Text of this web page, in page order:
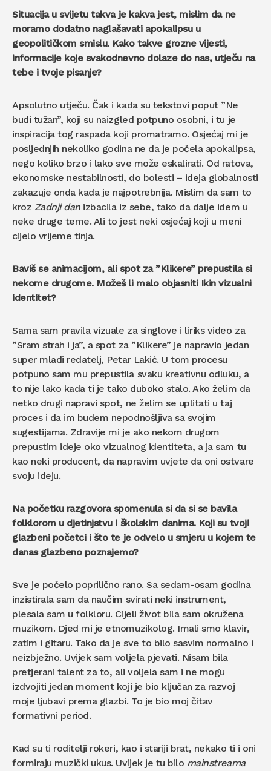
Situacija u svijetu takva je kakva jest, mislim da ne
moramo dodatno naglašavati apokalipsu u
geopolitičkom smislu. Kako takve grozne vijesti,
informacije koje svakodnevno dolaze do nas, utječu na
tebe i tvoje pisanje?
Apsolutno utječu. Čak i kada su tekstovi poput ”Ne
budi tužan”, koji su naizgled potpuno osobni, i tu je
inspiracija tog raspada koji promatramo. Osjećaj mi je
posljednjih nekoliko godina ne da je počela apokalipsa,
nego koliko brzo i lako sve može eskalirati. Od ratova,
ekonomske nestabilnosti, do bolesti – ideja globalnosti
zakazuje onda kada je najpotrebnija. Mislim da sam to
kroz Zadnji danizbacila iz sebe, tako da dalje idem u
neke druge teme. Ali to jest neki osjećaj koji u meni
cijelo vrijeme tinja.
Baviš se animacijom, ali spot za ”Klikere” prepustila si
nekome drugome. Možeš li malo objasniti Ikin vizualni
identitet?
Sama sam pravila vizuale za singlove i liriks video za
”Sram strah i ja”, a spot za ”Klikere” je napravio jedan
super mladi redatelj, Petar Lakić. U tom procesu
potpuno sam mu prepustila svaku kreativnu odluku, a
to nije lako kada ti je tako duboko stalo. Ako želim da
netko drugi napravi spot, ne želim se uplitati u taj
proces i da im budem nepodnošljiva sa svojim
sugestijama. Zdravije mi je ako nekom drugom
prepustim ideje oko vizualnog identiteta, a ja sam tu
kao neki producent, da napravim uvjete da oni ostvare
svoju ideju.
Na početku razgovora spomenula si da si se bavila
folklorom u djetinjstvu i školskim danima. Koji su tvoji
glazbeni početci i što te je odvelo u smjeru u kojem te
danas glazbeno poznajemo?
Sve je počelo poprilično rano. Sa sedam-osam godina
inzistirala sam da naučim svirati neki instrument,
plesala sam u folkloru. Cijeli život bila sam okružena
muzikom. Djed mi je etnomuzikolog. Imali smo klavir,
zatim i gitaru. Tako da je sve to bilo sasvim normalno i
neizbježno. Uvijek sam voljela pjevati. Nisam bila
pretjerani talent za to, ali voljela sam i ne mogu
izdvojiti jedan moment koji je bio ključan za razvoj
moje ljubavi prema glazbi. To je bio moj čitav
formativni period.
Kad su ti roditelji rokeri, kao i stariji brat, nekako ti i oni
formiraju muzički ukus. Uvijek je tu bilo mainstreama